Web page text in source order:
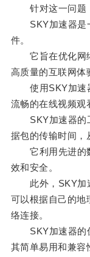
针对这一问题，
SKY加速器是一
件。
它旨在优化网络
高质量的互联网体
使用SKY加速器
流畅的在线视频观
SKY加速器的工
据包的传输时间，
它利用先进的数
效和安全。
此外，SKY加速
可以根据自己的地
络连接。
SKY加速器的优
其简单易用和兼容